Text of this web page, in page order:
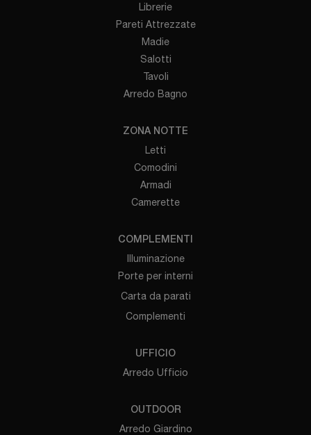
Librerie
Pareti Attrezzate
Madie
Salotti
Tavoli
Arredo Bagno
ZONA NOTTE
Letti
Comodini
Armadi
Camerette
COMPLEMENTI
Illuminazione
Porte per interni
Carta da parati
Complementi
UFFICIO
Arredo Ufficio
OUTDOOR
Arredo Giardino